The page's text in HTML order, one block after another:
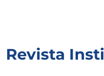
Revista